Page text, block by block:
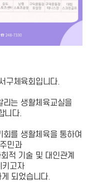
구체육회입니다.
는 생활체육교실을
니다.
를 생활체육을 통하여
민과
적 기술 및 대인관계
키고자
되었습니다.